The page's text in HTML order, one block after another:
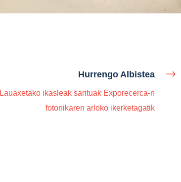
Hurrengo Albistea
Lauaxetako ikasleak sarituak Exporecerca-n
fotonikaren arloko ikerketagatik